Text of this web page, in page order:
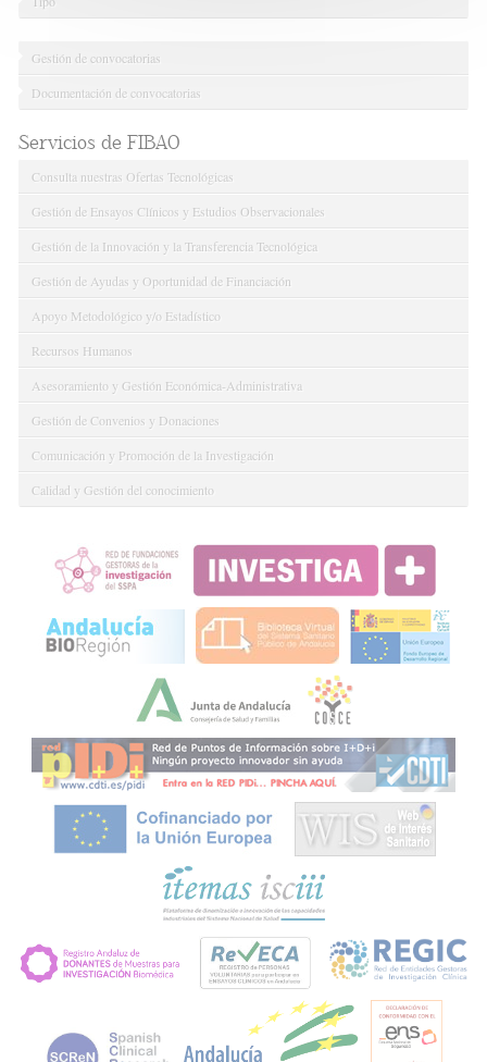
Gestión de convocatorias
Documentación de convocatorias
Servicios de FIBAO
Consulta nuestras Ofertas Tecnológicas
Gestión de Ensayos Clínicos y Estudios Observacionales
Gestión de la Innovación y la Transferencia Tecnológica
Gestión de Ayudas y Oportunidad de Financiación
Apoyo Metodológico y/o Estadístico
Recursos Humanos
Asesoramiento y Gestión Económica-Administrativa
Gestión de Convenios y Donaciones
Comunicación y Promoción de la Investigación
Calidad y Gestión del conocimiento